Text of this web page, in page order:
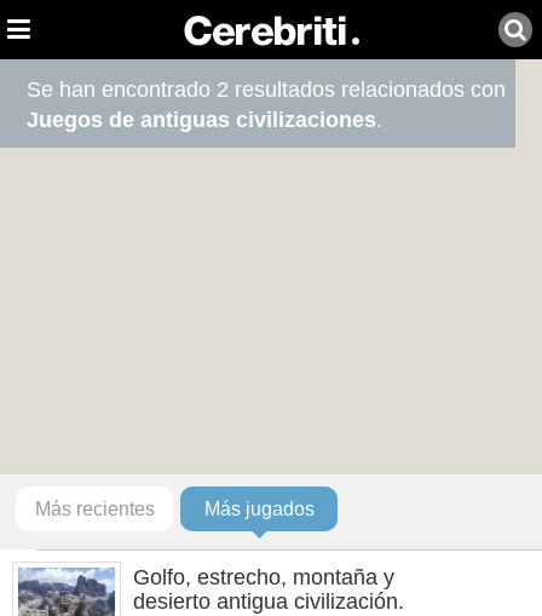
Se han encontrado 2 resultados relacionados con
Juegos de antiguas civilizaciones.
Más recientes Más jugados
Golfo, estrecho, montaña y
desierto antigua civilización.